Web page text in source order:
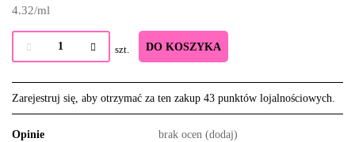
4.32/ml
szt. DO KOSZYKA
Zarejestruj się, aby otrzymać za ten zakup 43 punktów lojalnościowych.
Opinie brak ocen (dodaj)